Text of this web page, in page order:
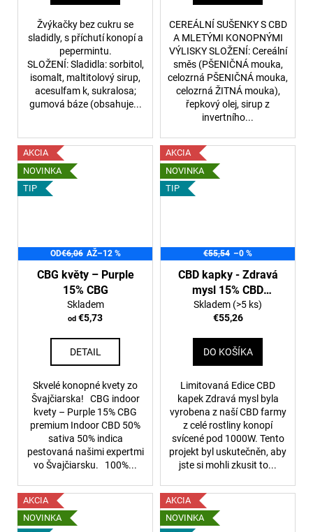
Žvýkačky bez cukru se
sladidly, s příchutí konopí a
pepermintu.
SLOŽENÍ: Sladidla: sorbitol,
isomalt, maltitolový sirup,
acesulfam k, sukralosa;
gumová báze (obsahuje...
CEREÁLNÍ SUŠENKY S CBD
A MLETÝMI KONOPNÝMI
VÝLISKY SLOŽENÍ: Cereální
směs (PŠENIČNÁ mouka,
celozrná PŠENIČNÁ mouka,
celozrná ŽITNÁ mouka),
řepkový olej, sirup z
invertního...
AKCIA
NOVINKA
TIP
OD€6,06 AŽ–12 %
CBG květy – Purple
15% CBG
Skladem
od €5,73
DETAIL
Skvelé konopné kvety zo
Švajčiarska! CBG indoor
kvety – Purple 15% CBG
premium Indoor CBD 50%
sativa 50% indica
pestovaná našimi expertmi
vo Švajčiarsku. 100%...
AKCIA
NOVINKA
TIP
€55,54 –0 %
CBD kapky - Zdravá
mysl 15% CBD
LIMITED EDITION
Skladem (>5 ks)
€55,26
DO KOŠÍKA
Limitovaná Edice CBD
kapek Zdravá mysl byla
vyrobena z naší CBD farmy
z celé rostliny konopí
svícené pod 1000W. Tento
projekt byl uskutečněn, aby
jste si mohli zkusit to...
AKCIA
NOVINKA
AKCIA
NOVINKA